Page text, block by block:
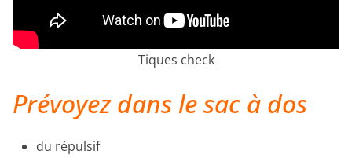
Tiques check
Prévoyez dans le sac à dos
du répulsif